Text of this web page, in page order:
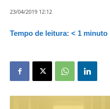
23/04/2019 12:12
Tempo de leitura: < 1 minuto